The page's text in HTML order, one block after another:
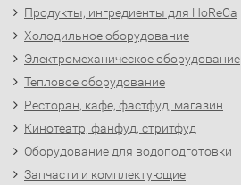
Продукты, ингредиенты для HoReCa
Холодильное оборудование
Электромеханическое оборудование
Тепловое оборудование
Ресторан, кафе, фастфуд, магазин
Кинотеатр, фанфуд, стритфуд
Оборудование для водоподготовки
Запчасти и комплектующие